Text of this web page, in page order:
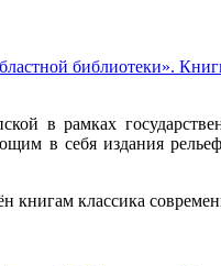
библиотеки».
в рамках
в себя издания
книгам классика